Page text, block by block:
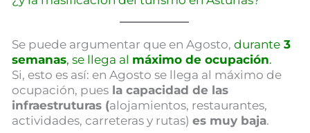
Se puede argumentar que en Agosto, durante 3
semanas, se llega al máximo de ocupación.
Si, esto es así: en Agosto se llega al máximo de
ocupación, pues la capacidad de las
infraestruturas (alojamientos, restaurantes,
actividades, carreteras y rutas) es muy baja.